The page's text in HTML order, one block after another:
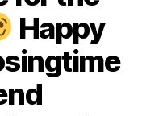
Happy